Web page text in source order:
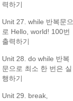
력하기
Unit 27. while 반복문으
로 Hello, world! 100번
출력하기
Unit 28. do while 반복
문으로 최소 한 번은 실
행하기
Unit 29. break,